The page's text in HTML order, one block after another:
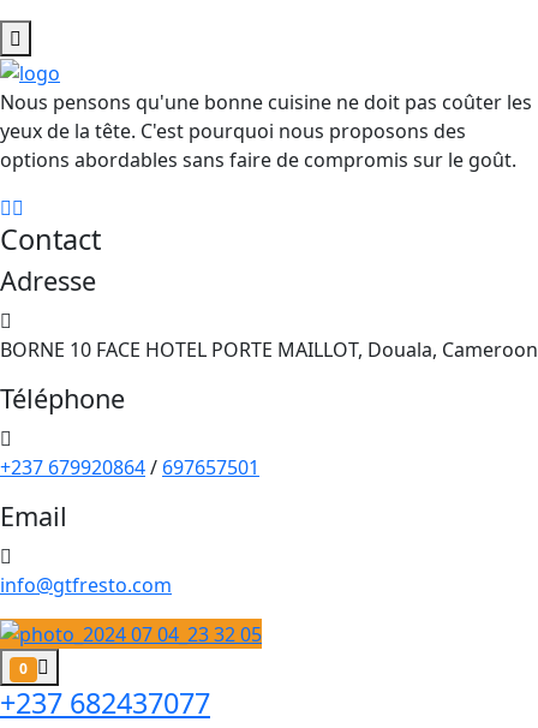
Nous pensons qu'une bonne cuisine ne doit pas coûter les
yeux de la tête. C'est pourquoi nous proposons des
options abordables sans faire de compromis sur le goût.
Contact
Adresse
BORNE 10 FACE HOTEL PORTE MAILLOT, Douala, Cameroon
Téléphone
+237 679920864/ 697657501
Email
info@gtfresto.com
0
+237 682437077